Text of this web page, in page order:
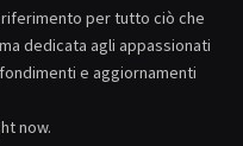
per tutto ciò che
dedicata agli appassionati
e aggiornamenti
now.